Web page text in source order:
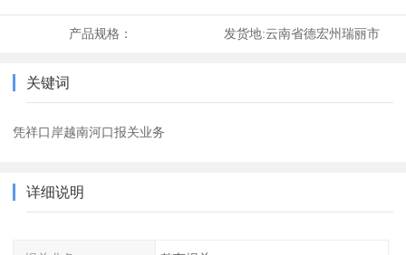
产品规格： 发货地:云南省德宏州瑞丽市
关键词
凭祥口岸越南河口报关业务
详细说明